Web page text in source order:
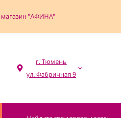
магазин "АФИНА"
г. Тюмень